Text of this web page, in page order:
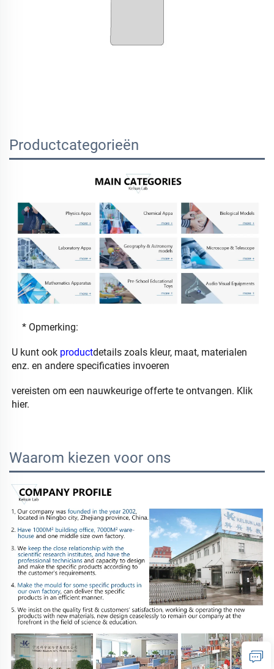
Productcategorieën
* Opmerking:
U kunt ook productdetails zoals kleur, maat, materialen
enz. en andere specificaties invoeren
vereisten om een nauwkeurige offerte te ontvangen. Klik
hier.
Waarom kiezen voor ons